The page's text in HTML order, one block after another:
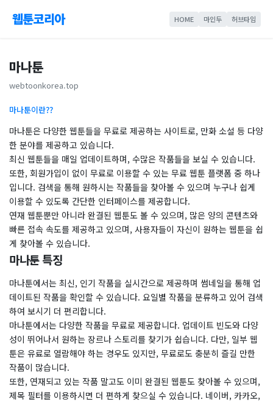
웹툰코리아 HOME 마인두 허브타임
마나툰
webtoonkorea.top
마나툰이란??
마나툰은 다양한 웹툰들을 무료로 제공하는 사이트로, 만화 소설 등 다양
한 분야를 제공하고 있습니다.
최신 웹툰들을 매일 업데이트하며, 수많은 작품들을 보실 수 있습니다.
또한, 회원가입이 없이 무료로 이용할 수 있는 무료 웹툰 플랫폼 중 하나
입니다. 검색을 통해 원하시는 작품들을 찾아볼 수 있으며 누구나 쉽게
이용할 수 있도록 간단한 인터페이스를 제공합니다.
연재 웹툰뿐만 아니라 완결된 웹툰도 볼 수 있으며, 많은 양의 콘텐츠와
빠른 접속 속도를 제공하고 있으며, 사용자들이 자신이 원하는 웹툰을 쉽
게 찾아볼 수 있습니다.
마나툰 특징
마나툰에서는 최신, 인기 작품을 실시간으로 제공하며 썸네일을 통해 업
데이트된 작품을 확인할 수 있습니다. 요일별 작품을 분류하고 있어 검색
하여 보시기 더 편리합니다.
마나툰에서는 다양한 작품을 무료로 제공합니다. 업데이트 빈도와 다양
성이 뛰어나서 원하는 장르나 스토리를 찾기가 쉽습니다. 다만, 일부 웹
툰은 유료로 열람해야 하는 경우도 있지만, 무료로도 충분히 즐길 만한
작품이 많습니다.
또한, 연재되고 있는 작품 말고도 이미 완결된 웹툰도 찾아볼 수 있으며,
제목 필터를 이용하시면 더 편하게 찾으실 수 있습니다. 네이버, 카카오,